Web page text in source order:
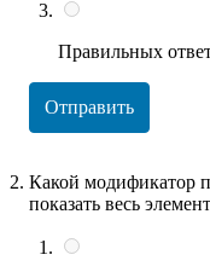
Правильных
Отправить
Какой модификатор
показать весь